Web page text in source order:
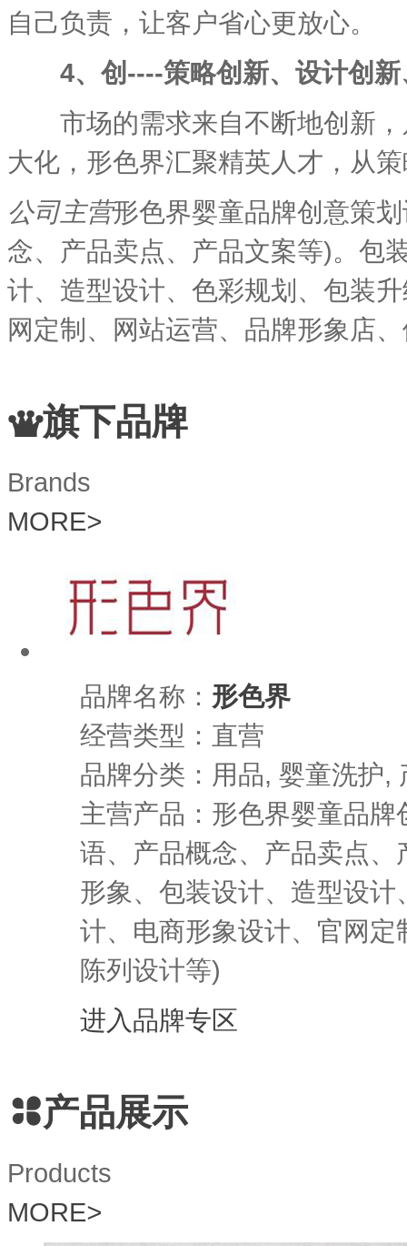
自己负责，让客户省心更放心。
4、创----策略创新、设计创
市场的需求来自不断地创新，
大化，形色界汇聚精英人才，从
公司主营形色界婴童品牌创意策
念、产品卖点、产品文案等)。包
计、造型设计、色彩规划、包装
网定制、网站运营、品牌形象店
旗下品牌
Brands
MORE>
品牌名称： 形色界
经营类型：直营
品牌分类：用品, 婴童洗护,
主营产品：形色界婴童品
语、产品概念、产品卖点
形象、包装设计、造型设
计、电商形象设计、官网
陈列设计等)
进入品牌专区
产品展示
Products
MORE>